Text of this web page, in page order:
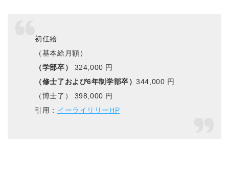
初任給
（基本給月額）
（学部卒）
324,000 円
（修士了および6年制学部卒）344,000 円
（博士了） 398,000 円
引用： イーライリリーHP